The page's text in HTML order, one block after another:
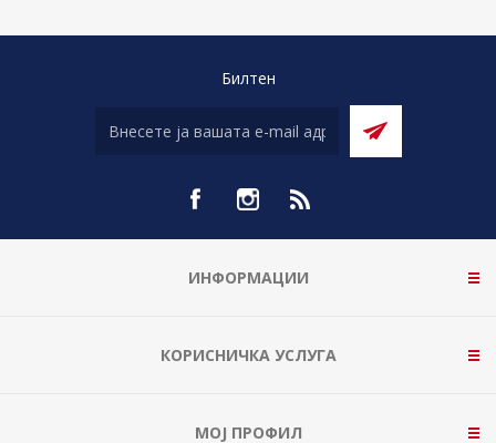
Билтен
ИНФОРМАЦИИ
КОРИСНИЧКА УСЛУГА
МОЈ ПРОФИЛ